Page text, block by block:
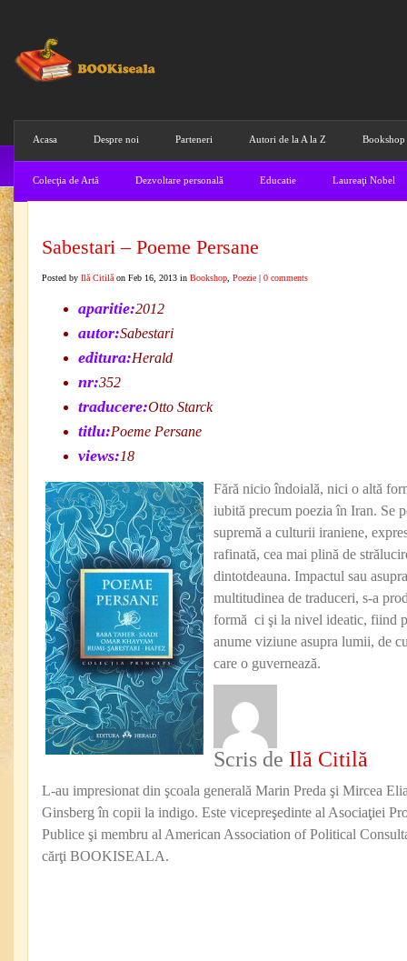
Acasa Despre noi Parteneri Autori de la A la Z Bookshop
Colecţia de Artă Dezvoltare personală Educatie Laureaţi Nobel
Sabestari – Poeme Persane
Posted by Ilă Citilă on Feb 16, 2013 in Bookshop Poezie | 0 comments
aparitie:2012
autor:Sabestari
editura:Herald
nr:352
traducere:Otto Starck
titlu:Poeme Persane
views:18
Fără nicio îndoială, nici o altă
iubită precum poezia în Iran. Se
supremă a culturii iraniene,
rafinată, cea mai plină de
dintotdeauna. Impactul sau
multitudinea de traduceri, s-a
formă ci şi la nivel ideatic, fiind
anume viziune asupra lumii, de
care o guvernează.
Scris de Ilă Citilă
L-au impresionat din şcoala generală Marin Preda şi Mircea
Ginsberg în copii la indigo. Este vicepreşedinte al Asociaţiei
Publice şi membru al American Association of Political
cărţi BOOKISEALA.